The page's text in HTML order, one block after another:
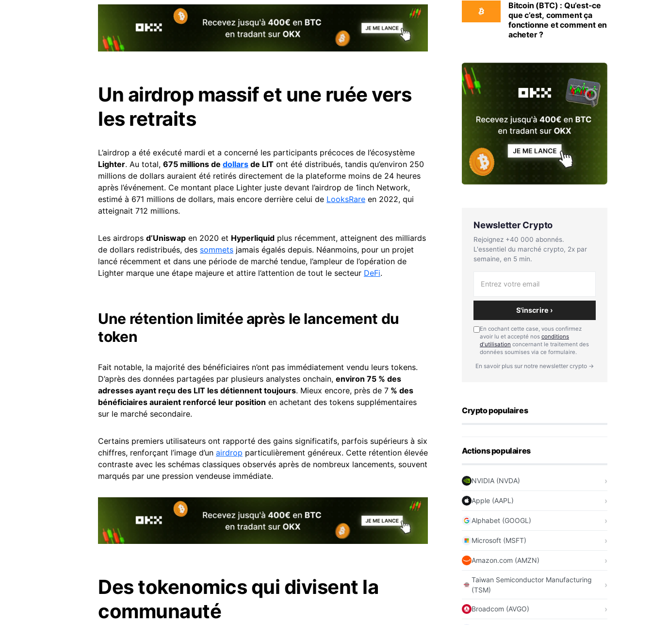
Un airdrop massif et une ruée vers
les retraits
L’airdrop a été exécuté mardi et a concerné les participants précoces de l’écosystème
Lighter. Au total, 675 millions de dollars de LIT ont été distribués, tandis qu’environ 250
millions de dollars auraient été retirés directement de la plateforme moins de 24 heures
après l’événement. Ce montant place Lighter juste devant l’airdrop de 1inch Network,
estimé à 671 millions de dollars, mais encore derrière celui de LooksRare en 2022, qui
atteignait 712 millions.
Les airdrops d’Uniswap en 2020 et Hyperliquid plus récemment, atteignent des milliards
de dollars redistribués, des sommets jamais égalés depuis. Néanmoins, pour un projet
lancé récemment et dans une période de marché tendue, l’ampleur de l’opération de
Lighter marque une étape majeure et attire l’attention de tout le secteur DeFi.
Une rétention limitée après le lancement du
token
Fait notable, la majorité des bénéficiaires n’ont pas immédiatement vendu leurs tokens.
D’après des données partagées par plusieurs analystes onchain, environ 75 % des
adresses ayant reçu des LIT les détiennent toujours. Mieux encore, près de 7 % des
bénéficiaires auraient renforcé leur position en achetant des tokens supplémentaires
sur le marché secondaire.
Certains premiers utilisateurs ont rapporté des gains significatifs, parfois supérieurs à six
chiffres, renforçant l’image d’un airdrop particulièrement généreux. Cette rétention élevée
contraste avec les schémas classiques observés après de nombreux lancements, souvent
marqués par une pression vendeuse immédiate.
Des tokenomics qui divisent la
communauté
Bitcoin (BTC) : Qu’est-ce
que c’est, comment ça
fonctionne et comment en
acheter ?
Newsletter Crypto
Rejoignez +40 000 abonnés.
L'essentiel du marché crypto, 2x par
semaine, en 5 min.
S'inscrire ›
En cochant cette case, vous confirmez
avoir lu et accepté nos conditions
d'utilisation concernant le traitement des
données soumises via ce formulaire.
En savoir plus sur notre newsletter crypto →
Crypto populaires
Actions populaires
NVIDIA (NVDA)
Apple (AAPL)
Alphabet (GOOGL)
Microsoft (MSFT)
Amazon.com (AMZN)
Taiwan Semiconductor Manufacturing
(TSM)
Broadcom (AVGO)